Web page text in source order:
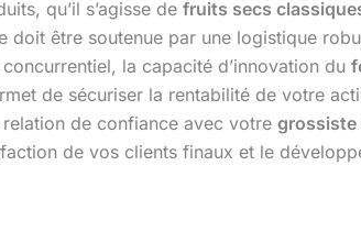
qu’il s’agisse de fruits secs
être soutenue par une logistique
la capacité d’innovation du
de sécuriser la rentabilité de votre
relation de confiance avec votre grossiste
de vos clients finaux et le